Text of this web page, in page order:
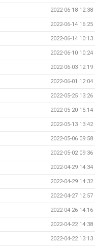
2022-06-18 12:38
2022-06-14 16:25
2022-06-14 10:13
2022-06-10 10:24
2022-06-03 12:19
2022-06-01 12:04
2022-05-25 13:26
2022-05-20 15:14
2022-05-13 13:42
2022-05-06 09:58
2022-05-02 09:36
2022-04-29 14:34
2022-04-29 14:32
2022-04-27 12:57
2022-04-26 14:16
2022-04-22 14:38
2022-04-22 13:13